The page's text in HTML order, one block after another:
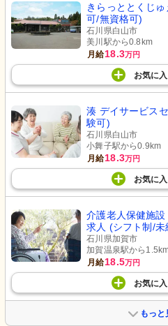
きらっととくじ
可/無資格可)
石川県白山市
美川駅から0.8km
月給18.3万円
お気に入
湊 デイサービス
験可)
石川県白山市
小舞子駅から0.9km
月給18.3万円
お気に入
介護老人保健施
求人 (シフト制/未
石川県加賀市
加賀温泉駅から
月給18.5万円
お気に入
もっと